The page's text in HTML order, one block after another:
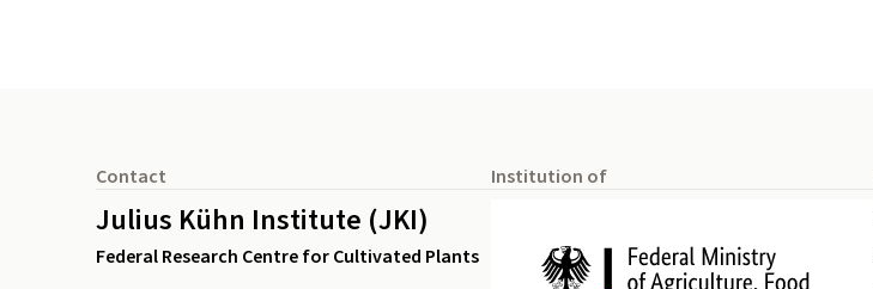
Contact
Julius Kühn Institute (JKI)
Federal Research Centre for Cultivated Plants
Institution of